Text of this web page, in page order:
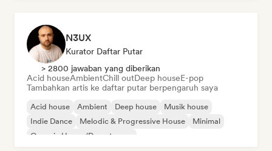
N3UX
Kurator Daftar Putar
> 2800 jawaban yang diberikan
Acid houseAmbientChill outDeep houseE-pop
Tambahkan artis ke daftar putar berpengaruh saya
Acid house Ambient Deep house
Musik house
Indie Dance
Melodic & Progressive House
Minimal
Organic House/Downtempo